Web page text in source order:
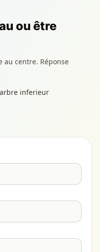
ou être
au centre. Réponse
inferieur